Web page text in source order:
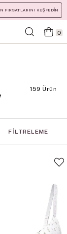
FIRSATLARINI KEŞFEDİN
0
159 Ürün
FILTRELEME